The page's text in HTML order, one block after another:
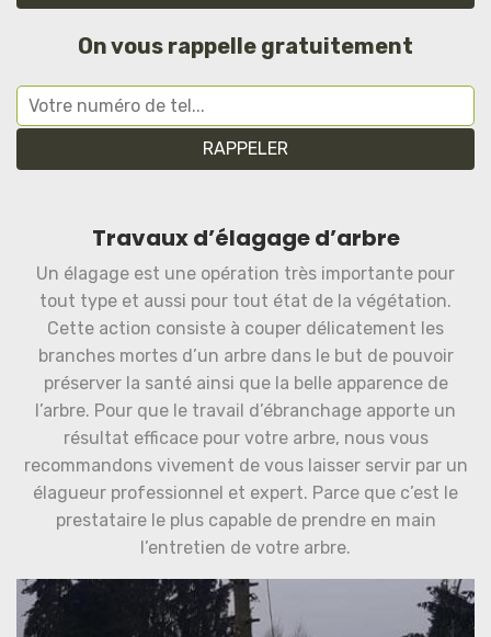
On vous rappelle gratuitement
Travaux d’élagage d’arbre
Un élagage est une opération très importante pour
tout type et aussi pour tout état de la végétation.
Cette action consiste à couper délicatement les
branches mortes d’un arbre dans le but de pouvoir
préserver la santé ainsi que la belle apparence de
l’arbre. Pour que le travail d’ébranchage apporte un
résultat efficace pour votre arbre, nous vous
recommandons vivement de vous laisser servir par un
élagueur professionnel et expert. Parce que c’est le
prestataire le plus capable de prendre en main
l’entretien de votre arbre.